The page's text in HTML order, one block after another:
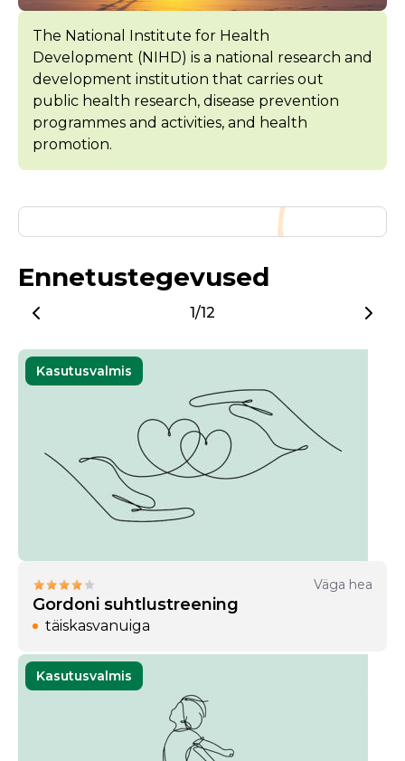
The National Institute for Health
Development (NIHD) is a national research and
development institution that carries out
public health research, disease prevention
programmes and activities, and health
promotion.
Ennetustegevused
1/12
Kasutusvalmis
Väga hea
Gordoni suhtlustreening
täiskasvanuiga
Kasutusvalmis